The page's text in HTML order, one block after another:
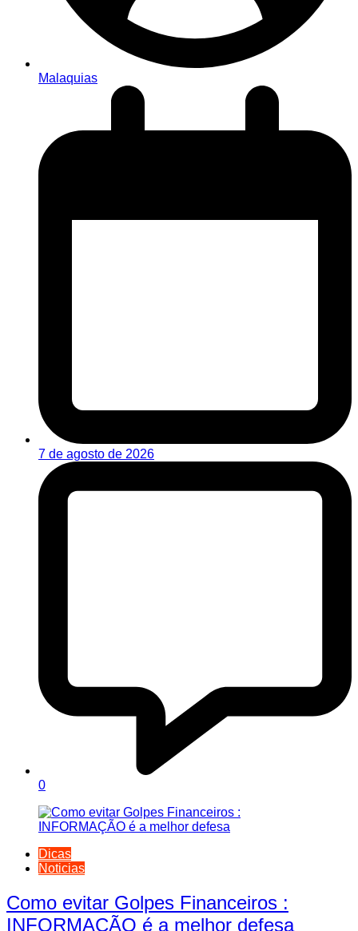
Malaquias
7 de agosto de 2026
0
Dicas
Noticias
Como evitar Golpes Financeiros :
INFORMAÇÃO é a melhor defesa